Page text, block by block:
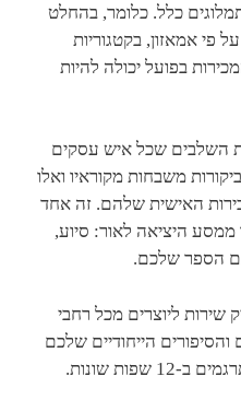
כלל. כלומר, בהחלט
פי אמאזון, בקטגוריות
בפועל יכולה להיות
השלבים שכל איש עסקים
משבחות מקוראיו ואלו
האישית שלהם. זה אחד
ממסע היציאה לאור: סיוע,
הספר שלכם.
שירות ליוצרים מכל רחבי
הייחודיים שלכם
שפות שונות.